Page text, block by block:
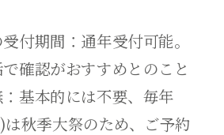
付期間：通年受付可能。
確認がおすすめとのこと
基本的には不要、毎年
は秋季大祭のため、ご予約